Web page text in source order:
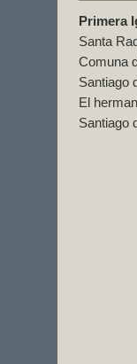
Primera
Santa
Comuna
Santiago
El
Santiago